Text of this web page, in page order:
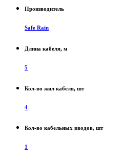
Производитель
Safe Rain
Длина кабеля, м
5
Кол-во жил кабеля, шт
4
Кол-во кабельных вводов, шт
1